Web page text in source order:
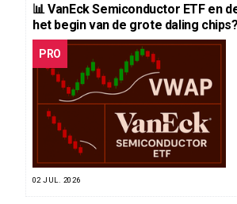
📊 VanEck Semiconductor ETF en
het begin van de grote daling chips?
PRO
02 JUL. 2026